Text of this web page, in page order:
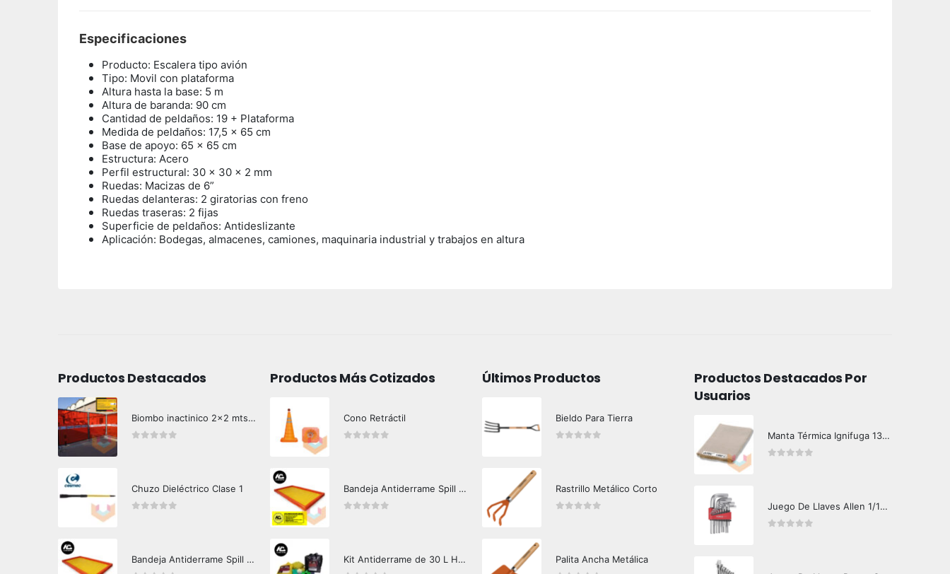
Especificaciones
Producto: Escalera tipo avión
Tipo: Movil con plataforma
Altura hasta la base: 5 m
Altura de baranda: 90 cm
Cantidad de peldaños: 19 + Plataforma
Medida de peldaños: 17,5 x 65 cm
Base de apoyo: 65 x 65 cm
Estructura: Acero
Perfil estructural: 30 x 30 x 2 mm
Ruedas: Macizas de 6”
Ruedas delanteras: 2 giratorias con freno
Ruedas traseras: 2 fijas
Superficie de peldaños: Antideslizante
Aplicación: Bodegas, almacenes, camiones, maquinaria industrial y trabajos en altura
Productos Destacados
Biombo inactinico 2x2 mts Hazard Control
Chuzo Dieléctrico Clase 1
Bandeja Antiderrame Spill Barrier 346 litros Certificada
Productos Más Cotizados
Cono Retráctil
Bandeja Antiderrame Spill Barrier 117 lts Certificada
Kit Antiderrame de 30 L Hazard Control (Hidrocarburos - Biodegradable)
Últimos Productos
Bieldo Para Tierra
Rastrillo Metálico Corto
Palita Ancha Metálica
Productos Destacados Por
Usuarios
Manta Térmica Ignifuga 1300 Grados Alemana
Juego De Llaves Allen 1/16"-3/4", 13 Piezas